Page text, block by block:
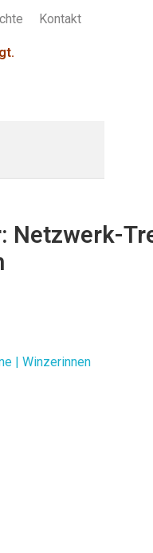
Kontakt
Netzwerk-
| Winzerinnen